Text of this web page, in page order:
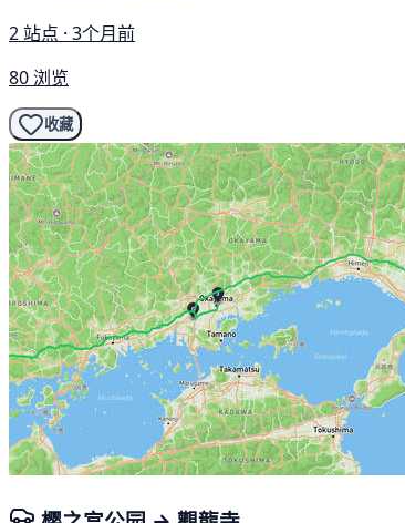
2 站点 · 3个月前
80 浏览
收藏